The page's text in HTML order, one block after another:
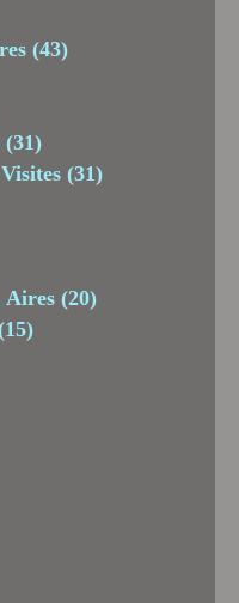
(43)
(31)
(31)
Aires (20)